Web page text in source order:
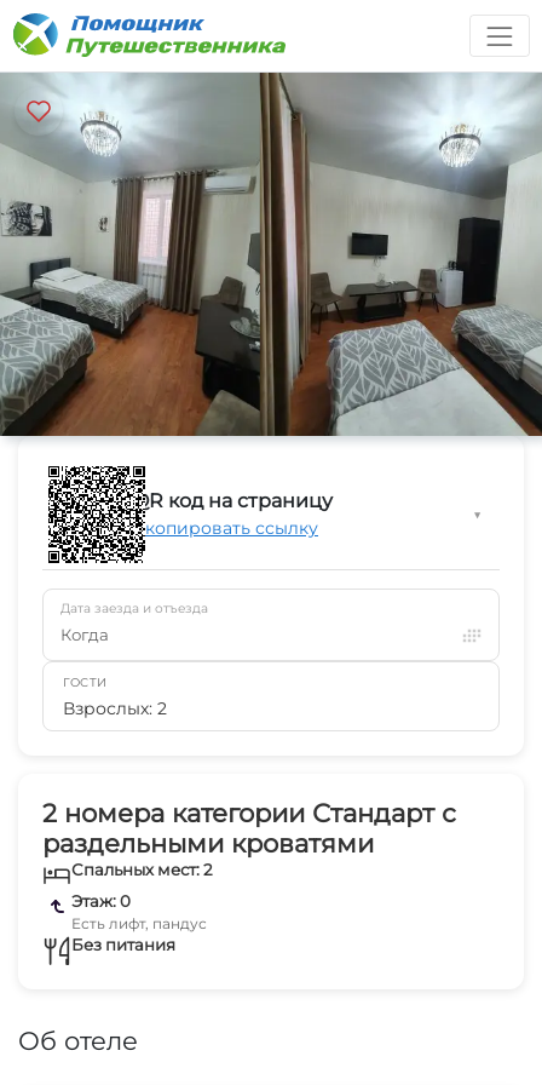
2 номера категории Стандарт с
раздельными кроватями
Спальных мест: 2
Этаж: 0
Есть лифт, пандус
Без питания
Об отеле
QR код на страницу
Скопировать ссылку
▼
Дата заезда и отъезда
Когда
ГОСТИ
Взрослых: 2